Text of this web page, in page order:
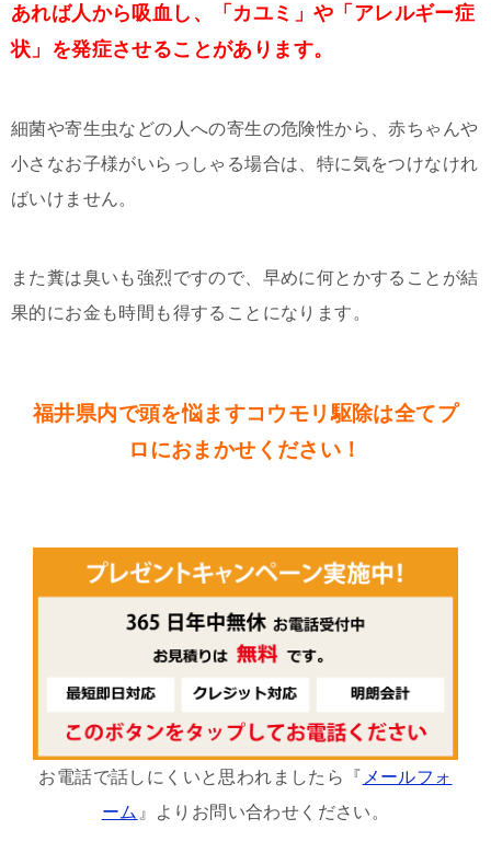
あれば人から吸血し、「カユミ」や「アレルギー症
状」を発症させることがあります。
細菌や寄生虫などの人への寄生の危険性から、赤ちゃんや
小さなお子様がいらっしゃる場合は、特に気をつけなけれ
ばいけません。
また糞は臭いも強烈ですので、早めに何とかすることが結
果的にお金も時間も得することになります。
福井県内で頭を悩ますコウモリ駆除は全てプ
ロにおまかせください！
お電話で話しにくいと思われましたら『 メールフォ
ーム 』よりお問い合わせください。